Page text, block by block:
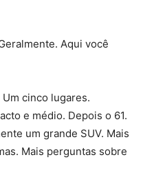
Aqui você
cinco lugares.
e médio. Depois o 61.
um grande SUV. Mais
Mais perguntas sobre